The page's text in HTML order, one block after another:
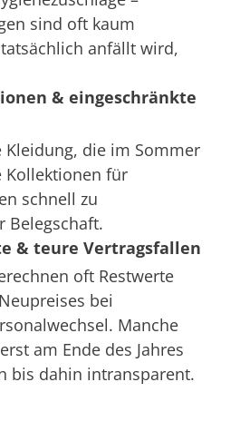
sind oft kaum
anfällt wird,
& eingeschränkte
Kleidung, die im Sommer
Kollektionen für
schnell zu
Belegschaft.
& teure Vertragsfallen
oft Restwerte
bei
Manche
am Ende des Jahres
bis dahin intransparent.